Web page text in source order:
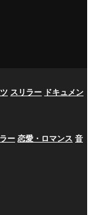
スリラー ドキュメン
ー 恋愛・ロマンス 音